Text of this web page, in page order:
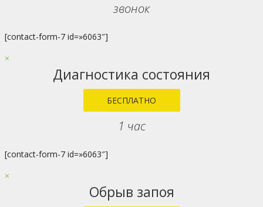
звонок
[contact-form-7 id=»6063″]
×
Диагностика состояния
БЕСПЛАТНО
1 час
[contact-form-7 id=»6063″]
×
Обрыв запоя